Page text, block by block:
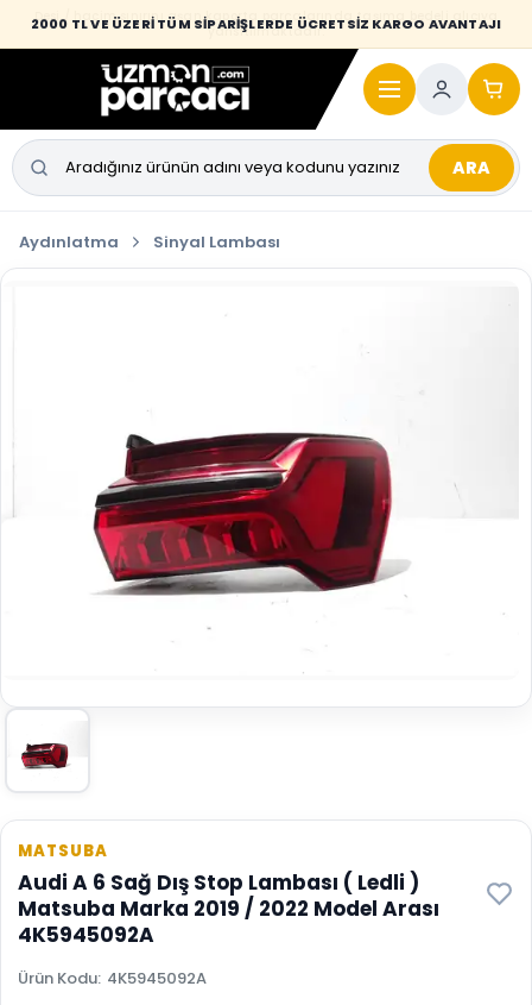
2000 TL VE ÜZERİ TÜM SİPARİŞLERDE ÜCRETSİZ KARGO AVANTAJI
Desi / hacim sınırını aşan kaporta parçalarında taşıma bedeli alıcıya
yansıtılmaktadır.
ARA
Aydınlatma Sinyal Lambası
MATSUBA
Audi A 6 Sağ Dış Stop Lambası ( Ledli )
Matsuba Marka 2019 / 2022 Model Arası
4K5945092A
Ürün Kodu: 4K5945092A